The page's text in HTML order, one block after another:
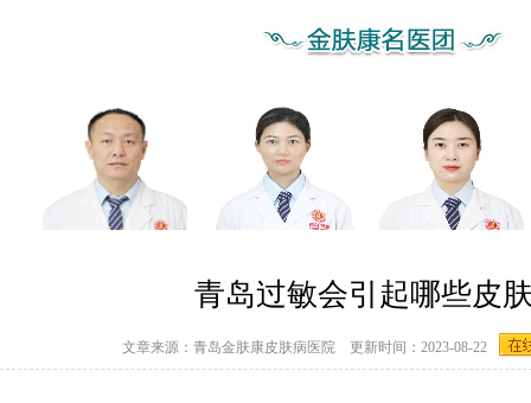
青岛过敏会引起哪些皮
文章来源：青岛金肤康皮肤病医院 更新时间：2023-08-22